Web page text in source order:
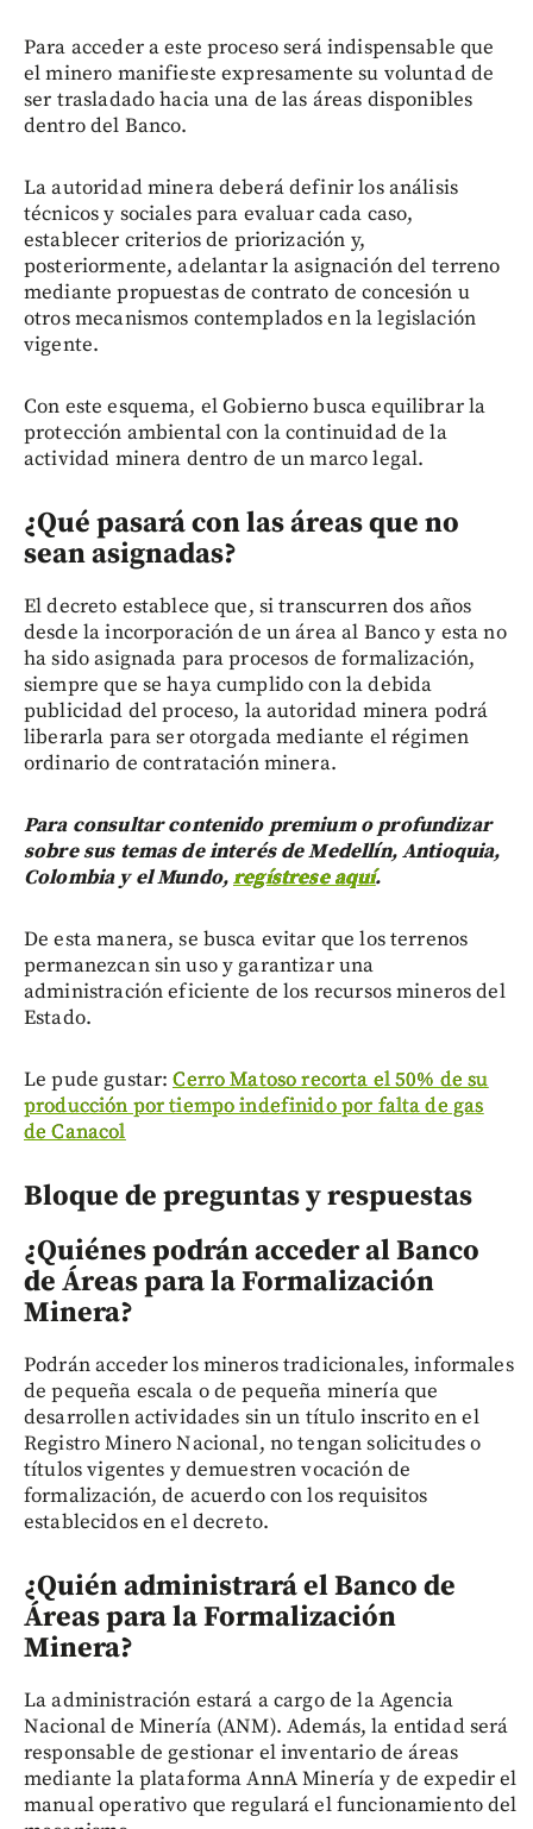
Para acceder a este proceso será indispensable que
el minero manifieste expresamente su voluntad de
ser trasladado hacia una de las áreas disponibles
dentro del Banco.
La autoridad minera deberá definir los análisis
técnicos y sociales para evaluar cada caso,
establecer criterios de priorización y,
posteriormente, adelantar la asignación del terreno
mediante propuestas de contrato de concesión u
otros mecanismos contemplados en la legislación
vigente.
Con este esquema, el Gobierno busca equilibrar la
protección ambiental con la continuidad de la
actividad minera dentro de un marco legal.
¿Qué pasará con las áreas que no
sean asignadas?
El decreto establece que, si transcurren dos años
desde la incorporación de un área al Banco y esta no
ha sido asignada para procesos de formalización,
siempre que se haya cumplido con la debida
publicidad del proceso, la autoridad minera podrá
liberarla para ser otorgada mediante el régimen
ordinario de contratación minera.
Para consultar contenido premium o profundizar
sobre sus temas de interés de Medellín, Antioquia,
Colombia y el Mundo,regístrese aquí.
De esta manera, se busca evitar que los terrenos
permanezcan sin uso y garantizar una
administración eficiente de los recursos mineros del
Estado.
Le pude gustar:Cerro Matoso recorta el 50% de su
producción por tiempo indefinido por falta de gas
de Canacol
Bloque de preguntas y respuestas
¿Quiénes podrán acceder al Banco
de Áreas para la Formalización
Minera?
Podrán acceder los mineros tradicionales, informales
de pequeña escala o de pequeña minería que
desarrollen actividades sin un título inscrito en el
Registro Minero Nacional, no tengan solicitudes o
títulos vigentes y demuestren vocación de
formalización, de acuerdo con los requisitos
establecidos en el decreto.
¿Quién administrará el Banco de
Áreas para la Formalización
Minera?
La administración estará a cargo de la Agencia
Nacional de Minería (ANM). Además, la entidad será
responsable de gestionar el inventario de áreas
mediante la plataforma AnnA Minería y de expedir el
manual operativo que regulará el funcionamiento del